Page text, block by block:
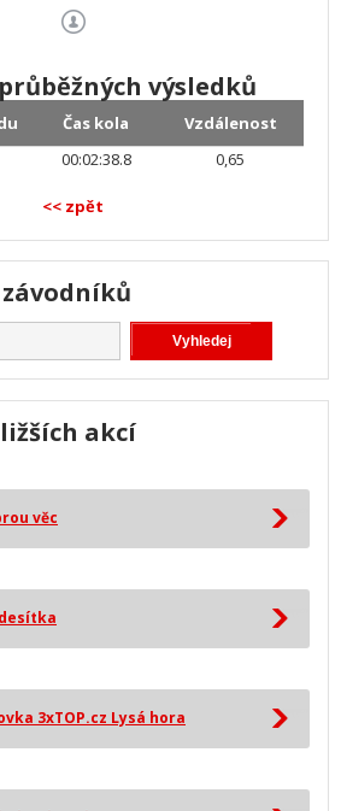
výsledků
Čas kola
Vzdálenost
00:02:38.8 0,65
<< zpět
akcí
věc
3xTOP.cz Lysá hora